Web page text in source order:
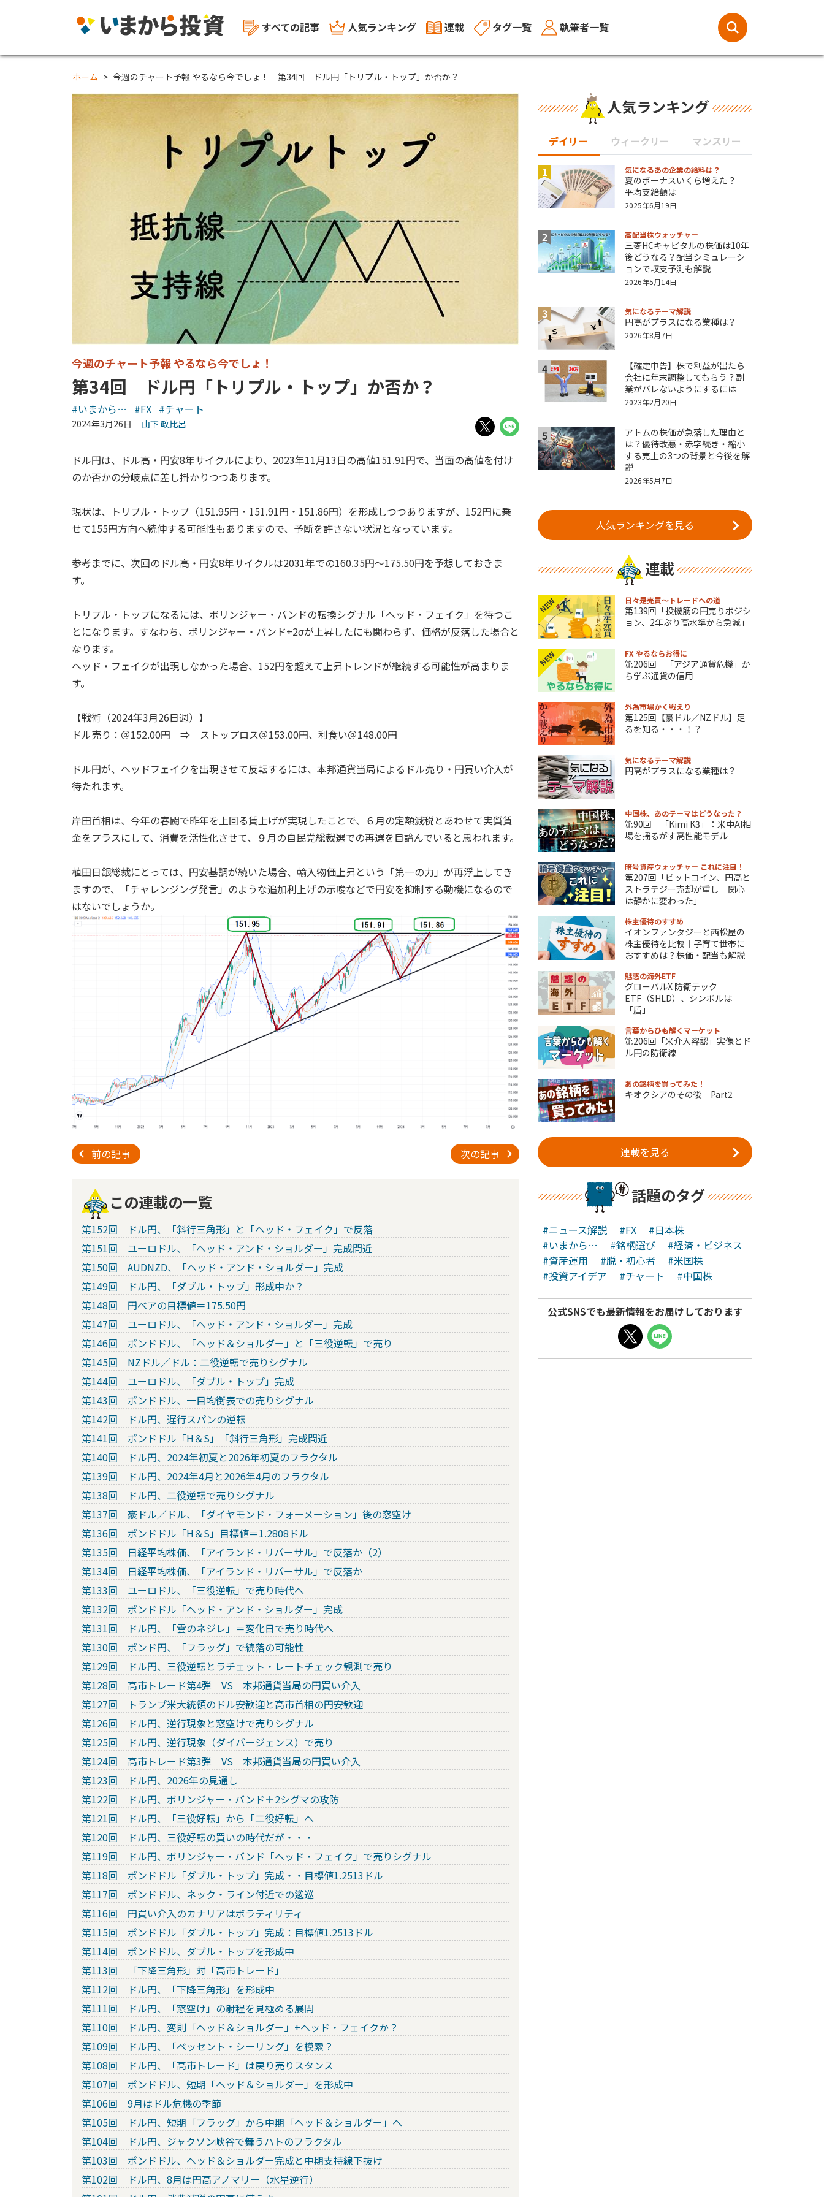
すべての記事 人気ランキング 連載 タグ一覧 執筆者一覧
ホーム 今週のチャート予報 やるなら今でしょ！ 第34回 ドル円「トリプル・トップ」か否か？
今週のチャート予報 やるなら今でしょ！
第34回 ドル円「トリプル・トップ」か否か？
#いまから… #FX #チャート
2024年3月26日 山下 政比呂
ドル円は、ドル高・円安8年サイクルにより、2023年11月13日の高値151.91円で、当面の高値を付け
のか否かの分岐点に差し掛かりつつあります。
現状は、トリプル・トップ（151.95円・151.91円・151.86円）を形成しつつありますが、152円に乗
せて155円方向へ続伸する可能性もありますので、予断を許さない状況となっています。
参考までに、次回のドル高・円安8年サイクルは2031年での160.35円～175.50円を予想しておきま
す。
トリプル・トップになるには、ボリンジャー・バンドの転換シグナル「ヘッド・フェイク」を待つこ
とになります。すなわち、ボリンジャー・バンド+2σが上昇したにも関わらず、価格が反落した場合と
なります。
ヘッド・フェイクが出現しなかった場合、152円を超えて上昇トレンドが継続する可能性が高まりま
す。
【戦術（2024年3月26日週）】
ドル売り：＠152.00円 ⇒ ストップロス＠153.00円、利食い＠148.00円
ドル円が、ヘッドフェイクを出現させて反転するには、本邦通貨当局によるドル売り・円買い介入が
待たれます。
岸田首相は、今年の春闘で昨年を上回る賃上げが実現したことで、６月の定額減税とあわせて実質賃
金をプラスにして、消費を活性化させて、９月の自民党総裁選での再選を目論んでいると思われます。
植田日銀総裁にとっては、円安基調が続いた場合、輸入物価上昇という「第一の力」が再浮上してき
ますので、「チャレンジング発言」のような追加利上げの示唆などで円安を抑制する動機になるので
はないでしょうか。
前の記事 次の記事
この連載の一覧
第152回 ドル円、「斜行三角形」と「ヘッド・フェイク」で反落
第151回 ユーロドル、「ヘッド・アンド・ショルダー」完成間近
第150回 AUDNZD、「ヘッド・アンド・ショルダー」完成
第149回 ドル円、「ダブル・トップ」形成中か？
第148回 円ベアの目標値＝175.50円
第147回 ユーロドル、「ヘッド・アンド・ショルダー」完成
第146回 ポンドドル、「ヘッド＆ショルダー」と「三役逆転」で売り
第145回 NZドル／ドル：二役逆転で売りシグナル
第144回 ユーロドル、「ダブル・トップ」完成
第143回 ポンドドル、一目均衡表での売りシグナル
第142回 ドル円、遅行スパンの逆転
第141回 ポンドドル「H＆S」「斜行三角形」完成間近
第140回 ドル円、2024年初夏と2026年初夏のフラクタル
第139回 ドル円、2024年4月と2026年4月のフラクタル
第138回 ドル円、二役逆転で売りシグナル
第137回 豪ドル／ドル、「ダイヤモンド・フォーメーション」後の窓空け
第136回 ポンドドル「H＆S」目標値＝1.2808ドル
第135回 日経平均株価、「アイランド・リバーサル」で反落か（2）
第134回 日経平均株価、「アイランド・リバーサル」で反落か
第133回 ユーロドル、「三役逆転」で売り時代へ
第132回 ポンドドル「ヘッド・アンド・ショルダー」完成
第131回 ドル円、「雲のネジレ」＝変化日で売り時代へ
第130回 ポンド円、「フラッグ」で続落の可能性
第129回 ドル円、三役逆転とラチェット・レートチェック観測で売り
第128回 高市トレード第4弾 VS 本邦通貨当局の円買い介入
第127回 トランプ米大統領のドル安歓迎と高市首相の円安歓迎
第126回 ドル円、逆行現象と窓空けで売りシグナル
第125回 ドル円、逆行現象（ダイバージェンス）で売り
第124回 高市トレード第3弾 VS 本邦通貨当局の円買い介入
第123回 ドル円、2026年の見通し
第122回 ドル円、ボリンジャー・バンド＋2シグマの攻防
第121回 ドル円、「三役好転」から「二役好転」へ
第120回 ドル円、三役好転の買いの時代だが・・・
第119回 ドル円、ボリンジャー・バンド「ヘッド・フェイク」で売りシグナル
第118回 ポンドドル「ダブル・トップ」完成・・目標値1.2513ドル
第117回 ポンドドル、ネック・ライン付近での逡巡
第116回 円買い介入のカナリアはボラティリティ
第115回 ポンドドル「ダブル・トップ」完成：目標値1.2513ドル
第114回 ポンドドル、ダブル・トップを形成中
第113回 「下降三角形」対「高市トレード」
第112回 ドル円、「下降三角形」を形成中
第111回 ドル円、「窓空け」の射程を見極める展開
第110回 ドル円、変則「ヘッド＆ショルダー」+ヘッド・フェイクか？
第109回 ドル円、「ベッセント・シーリング」を模索？
第108回 ドル円、「高市トレード」は戻り売りスタンス
第107回 ポンドドル、短期「ヘッド＆ショルダー」を形成中
第106回 9月はドル危機の季節
第105回 ドル円、短期「フラッグ」から中期「ヘッド＆ショルダー」へ
第104回 ドル円、ジャクソン峡谷で舞うハトのフラクタル
第103回 ポンドドル、ヘッド＆ショルダー完成と中期支持線下抜け
第102回 ドル円、8月は円高アノマリー（水星逆行）
人気ランキング
デイリー ウィークリー マンスリー
1 気になるあの企業の給料は？
夏のボーナスいくら増えた？
平均支給額は
2025年6月19日
2 高配当株ウォッチャー
三菱HCキャピタルの株価は10年
後どうなる？配当シミュレーシ
ョンで収支予測も解説
2026年5月14日
3 気になるテーマ解説
円高がプラスになる業種は？
2026年8月7日
4
【確定申告】株で利益が出たら
会社に年末調整してもらう？副
業がバレないようにするには
2023年2月20日
5
アトムの株価が急落した理由と
は？優待改悪・赤字続き・縮小
する売上の3つの背景と今後を解
説
2026年5月7日
人気ランキングを見る
連載
NEW 日々是売買～トレードへの道
第139回「投機筋の円売りポジシ
ョン、2年ぶり高水準から急減」
NEW FX やるならお得に
第206回 「アジア通貨危機」か
ら学ぶ通貨の信用
外為市場かく戦えり
第125回【豪ドル／NZドル】足
るを知る・・・！？
気になるテーマ解説
円高がプラスになる業種は？
中国株、あのテーマはどうなった？
第90回 「Kimi K3」：米中AI相
場を揺るがす高性能モデル
暗号資産ウォッチャー これに注目！
第207回「ビットコイン、円高と
ストラテジー売却が重し 関心
は静かに変わった」
株主優待のすすめ
イオンファンタジーと西松屋の
株主優待を比較｜子育て世帯に
おすすめは？株価・配当も解説
魅惑の海外ETF
グローバルX 防衛テック
ETF（SHLD）、シンボルは
「盾」
言葉からひも解くマーケット
第206回「米介入容認」実像とド
ル円の防衛線
あの銘柄を買ってみた！
キオクシアのその後 Part2
連載を見る
話題のタグ
#ニュース解説 #FX
#日本株
#いまから…
#銘柄選び
#経済・ビジネス
#資産運用
#脱・初心者
#米国株
#投資アイデア
#チャート #中国株
公式SNSでも最新情報をお届けしております